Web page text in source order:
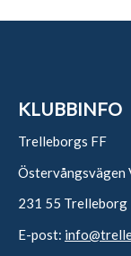
KLUBBINFO
Trelleborgs FF
Östervångsvägen
231 55 Trelleborg
E-post: